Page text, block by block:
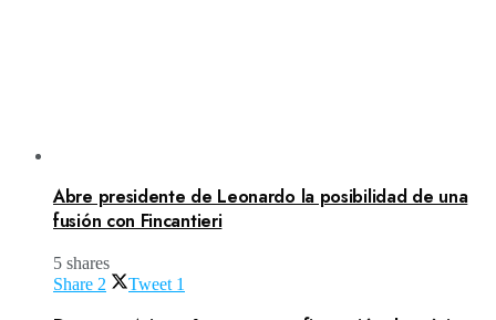
Abre presidente de Leonardo la posibilidad de una
fusión con Fincantieri
5 shares
Share 2 Tweet 1